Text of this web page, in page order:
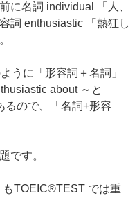
に名詞 individual 「人、
詞 enthusiastic 「熱狂し
うに「形容詞＋名詞」
about ～と
るので、「名詞+形容
です。
TOEIC®TEST では重